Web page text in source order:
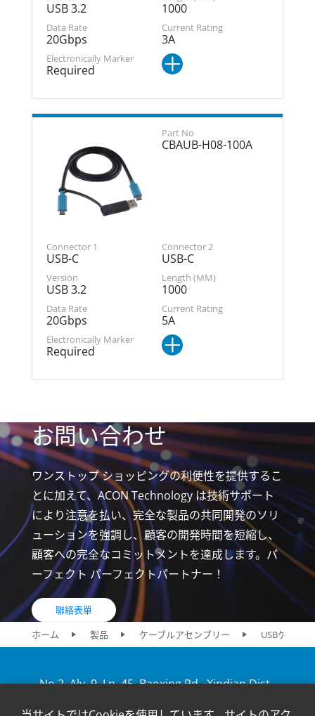
USB 3.2
1000
20Gbps
3A
Required
CBAUB-H08-100A
USB-C
USB-C
USB 3.2
1000
20Gbps
5A
Required
お問い合わせ
ワンストップ ショッピングの利便性を提供するこ
とに加えて、ACON Technology は技術サポート
により注意を払い、完全な製品の共同開発のソリ
ューションを強調し、顧客の開発時間を短縮し、
顧客への完全なコミットメントを達成します。パ
ーフェクト パーフェクトパートナー！
聯絡表單
ホーム
製品 ケーブルアセンブリー USBケーブル
No.2, Aly. 9, Ln. 45, Baoxing Rd., Xindian Dist.,